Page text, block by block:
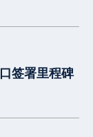
签署里程碑